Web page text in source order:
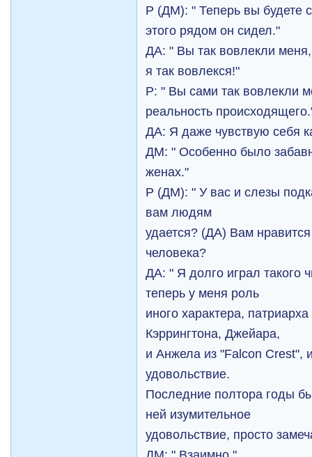
Р (ДМ): " Теперь вы будете
этого рядом он сидел."
ДА: " Вы так вовлекли
я так вовлекся!"
Р: " Вы сами так вовлекли
реальность
ДА: Я даже чувствую себя
ДМ: " Особенно было
женах."
Р (ДМ): " У вас и слезы
вам людям
удается? (ДА) Вам нравится
человека?
ДА: " Я долго играл такого
теперь у меня роль
иного характера, патриарха
Кэррингтона, Джейара,
и Анжела из "Falcon Crest",
удовольствие.
Последние полтора годы
ней изумительное
удовольствие, просто